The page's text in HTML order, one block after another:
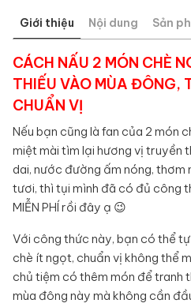
Giới thiệu Nội dung Sản
CÁCH NẤU 2 MÓN CHÈ
THIẾU VÀO MÙA ĐÔNG,
CHUẨN VỊ
Nếu bạn cũng là fan của 2 món
miệt mài tìm lại hương vị truyền
dai, nước đường ấm nóng, thơm
tươi, thì tụi mình đã có đủ công
MIỄN PHÍ rồi đây ạ 😉
Với công thức này, bạn có thể
chè ít ngọt, chuẩn vị không thể
chủ tiệm có thêm món để tranh
mùa đông này mà không cần